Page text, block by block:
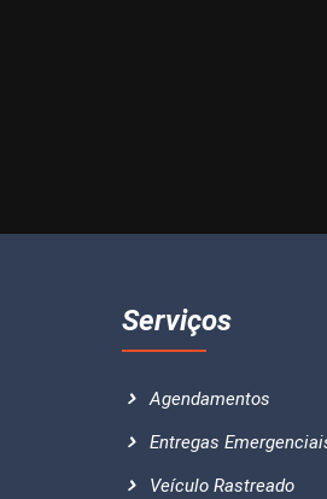
Serviços
Agendamentos
Entregas
Veículo Rastreado